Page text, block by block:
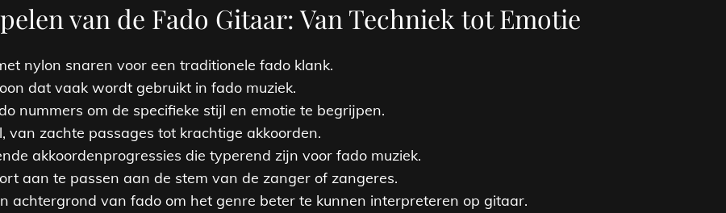
van de Fado Gitaar: Van Techniek tot Emotie
nylon snaren voor een traditionele fado klank.
dat vaak wordt gebruikt in fado muziek.
nummers om de specifieke stijl en emotie te begrijpen.
van zachte passages tot krachtige akkoorden.
akkoordenprogressies die typerend zijn voor fado muziek.
aan te passen aan de stem van de zanger of zangeres.
achtergrond van fado om het genre beter te kunnen interpreteren op gitaar.